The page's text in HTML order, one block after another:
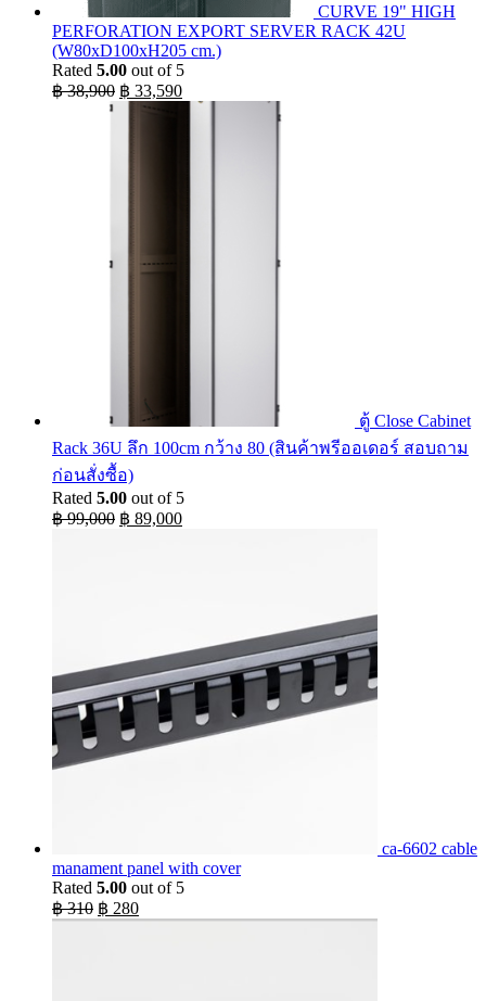
CURVE 19" HIGH
PERFORATION EXPORT SERVER RACK 42U
(W80xD100xH205 cm.)
Rated 5.00 out of 5
฿38,900 Original
price
฿ 33,590Current
price
ตู้ Close Cabinet
Rack 36U ลึก 100cm กว้าง 80 (สินค้าพรีออเดอร์ สอบถาม
ก่อนสั่งซื้อ)
Rated 5.00 out of 5
฿99,000 Original
฿ 89,000Current
ca-6602 cable
manament panel with cover
Rated 5.00 out of 5
฿310 Original
price
฿ 280Current
price